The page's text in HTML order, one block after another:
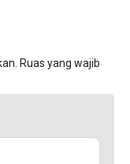
Ruas yang wajib